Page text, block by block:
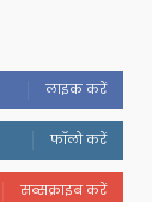
लाइक करें
फॉलो करें
सब्सक्राइब करें